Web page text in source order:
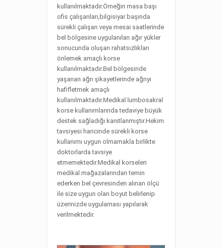
kullanılmaktadır.Örneğin masa başı
ofis çalışanları,bilgisiyar başında
sürekli çalışan veya mesai saatlerinde
bel bölgesine uygulanılan ağır yükler
sonucunda oluşan rahatsızlıkları
önlemek amaçlı korse
kullanılmaktadır.Bel bölgesinde
yaşanan ağrı şikayetlerinde ağrıyı
hafifletmek amaçlı
kullanılmaktadır.Medikal lumbosakral
korse kullanımlarında tedaviye büyük
destek sağladığı kanıtlanmıştır.Hekim
tavsiyesi haricinde sürekli korse
kullanımı uygun olmamakla birlikte
doktorlarda tavsiye
etmemektedir.Medikal korseleri
medikal mağazalarından temin
ederken bel çevresinden alınan ölçü
ile size uygun olan boyut belirlenip
üzerinizde uygulaması yapılarak
verilmektedir.